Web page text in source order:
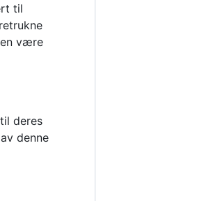
til
være
deres
denne